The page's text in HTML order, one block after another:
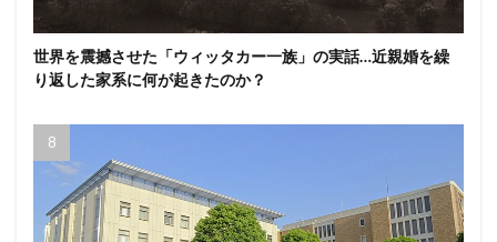
世界を震撼させた「ウィッタカー一族」の実話…近親婚を繰
り返した家系に何が起きたのか？